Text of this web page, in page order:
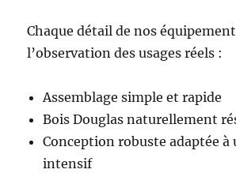
Chaque détail de nos
l’observation des usages réels :
Assemblage simple et rapide
Bois Douglas naturellement
Conception robuste adaptée à
intensif